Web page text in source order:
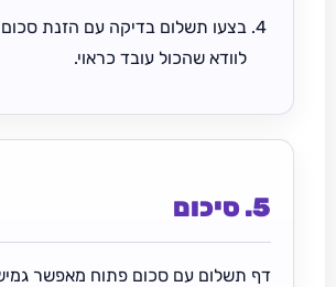
בצעו תשלום בדיקה עם הזנת
לוודא שהכול עובד כראוי.
5. סיכום
דף תשלום עם סכום פתוח מאפשר